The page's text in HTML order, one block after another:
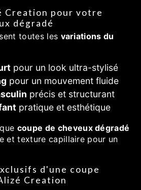
Creation pour votre
dégradé
toutes les variations du
pour un look ultra-stylisé
pour un mouvement fluide
précis et structurant
pratique et esthétique
coupe de cheveux dégradé
et texture capillaire pour un
d'une coupe
Creation